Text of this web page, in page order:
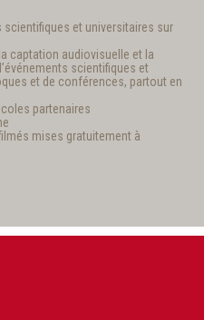
scientifiques et universitaires sur
captation audiovisuelle et la
scientifiques et
et de conférences, partout en
partenaires
mises gratuitement à